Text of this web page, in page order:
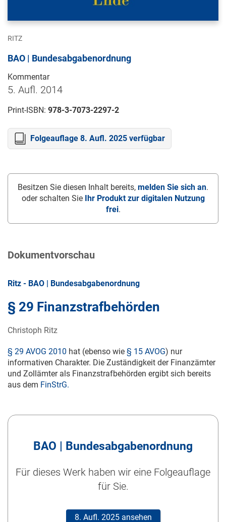
RITZ
BAO | Bundesabgabenordnung
Kommentar
5. Aufl. 2014
Print-ISBN: 978-3-7073-2297-2
Folgeauflage 8. Aufl. 2025 verfügbar
Besitzen Sie diesen Inhalt bereits, melden Sie sich an.
oder schalten Sie Ihr Produkt zur digitalen Nutzung
frei.
Dokumentvorschau
Ritz - BAO | Bundesabgabenordnung
§ 29 Finanzstrafbehörden
Christoph Ritz
§ 29 AVOG 2010 hat (ebenso wie § 15 AVOG) nur
informativen Charakter. Die Zuständigkeit der Finanzämter
und Zollämter als Finanzstrafbehörden ergibt sich bereits
aus dem FinStrG.
BAO | Bundesabgabenordnung
Für dieses Werk haben wir eine Folgeauflage
für Sie.
8. Aufl. 2025 ansehen